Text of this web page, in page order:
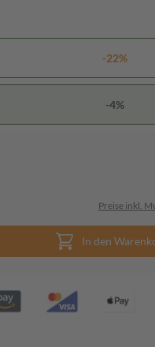
-22%
-4%
Preise inkl.
In den